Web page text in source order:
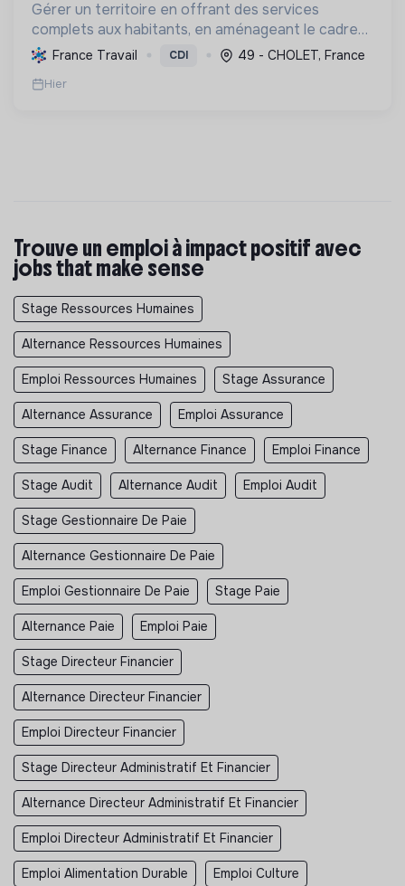
Gérer un territoire en offrant des services
complets aux habitants, en aménageant le cadre
de vie et en promouvant une transition écologique
et sociale durable, via des politiques ambitieuses.
France Travail CDI 49 - CHOLET, France
Hier
Trouve un emploi à impact positif avec
jobs that make sense
Stage Ressources Humaines
Alternance Ressources Humaines
Emploi Ressources Humaines Stage Assurance
Alternance Assurance Emploi Assurance
Stage Finance Alternance Finance Emploi Finance
Stage Audit Alternance Audit Emploi Audit
Stage Gestionnaire De Paie
Alternance Gestionnaire De Paie
Emploi Gestionnaire De Paie Stage Paie
Alternance Paie Emploi Paie
Stage Directeur Financier
Alternance Directeur Financier
Emploi Directeur Financier
Stage Directeur Administratif Et Financier
Alternance Directeur Administratif Et Financier
Emploi Directeur Administratif Et Financier
Emploi Alimentation Durable Emploi Culture